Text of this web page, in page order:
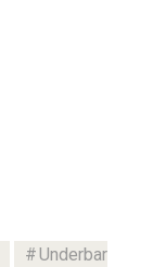
Underbar